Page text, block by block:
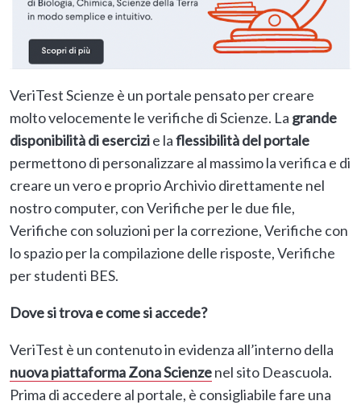
VeriTest Scienze è un portale pensato per creare
molto velocemente le verifiche di Scienze. La grande
disponibilità di esercizie laflessibilità del portale
permettono di personalizzare al massimo la verifica e di
creare un vero e proprio Archivio direttamente nel
nostro computer, con Verifiche per le due file,
Verifiche con soluzioni per la correzione, Verifiche con
lo spazio per la compilazione delle risposte, Verifiche
per studenti BES.
Dove si trova e come si accede?
VeriTest è un contenuto in evidenza all’interno della
nuova piattaforma Zona Scienzenel sito Deascuola.
Prima di accedere al portale, è consigliabile fare una